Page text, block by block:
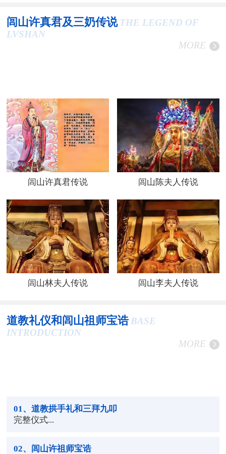
闾山许真君及三奶传说 THE LEGEND OF
LVSHAN
MORE
闾山许真君传说 闾山陈夫人传说
闾山林夫人传说 闾山李夫人传说
道教礼仪和闾山祖师宝诰 BASE
INTRODUCTION
MORE
01 、道教拱手礼和三拜九叩
完整仪式...
02、闾山许祖师宝诰